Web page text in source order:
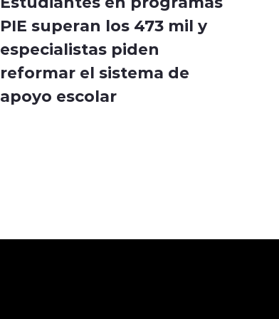
PIE superan los 473 mil y
especialistas piden
reformar el sistema de
apoyo escolar